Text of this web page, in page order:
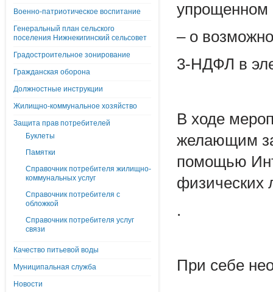
Военно-патриотическое воспитание
Генеральный план сельского
поселения Нижнекигинский сельсовет
Градостроительное зонирование
Гражданская оборона
Должностные инструкции
Жилищно-коммунальное хозяйство
Защита прав потребителей
Буклеты
Памятки
Справочник потребителя жилищно-
коммунальных услуг
Справочник потребителя с
обложкой
Справочник потребителя услуг
связи
Качество питьевой воды
Муниципальная служба
Новости
упрощенном
– о
3-НДФЛ в
В ходе
желающим
помощью
физических
.
При себе